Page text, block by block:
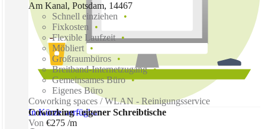
In Kürze verfügbar
Am Kanal, Potsdam, 14467
Schnell einziehen
Fixkosten
Flexible Laufzeit
Möbliert
Großraumbüros
Breitband-Internetzugang
Gemeinsames Büro
Eigenes Büro
Coworking spaces / WLAN - Reinigungsservice
Coworking - eigener Schreibtische
Von €275 /m